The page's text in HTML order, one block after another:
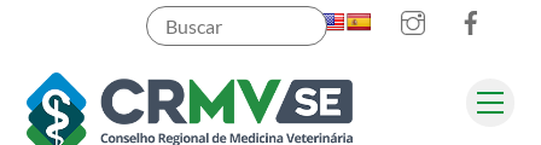
content
Instagram